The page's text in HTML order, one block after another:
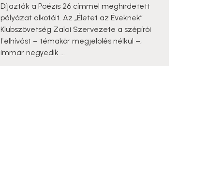
Díjazták a Poézis 26 címmel meghirdetett
pályázat alkotóit. Az „Életet az Éveknek”
Klubszövetség Zalai Szervezete a szépírói
felhívást – témakör megjelölés nélkül –,
immár negyedik ...